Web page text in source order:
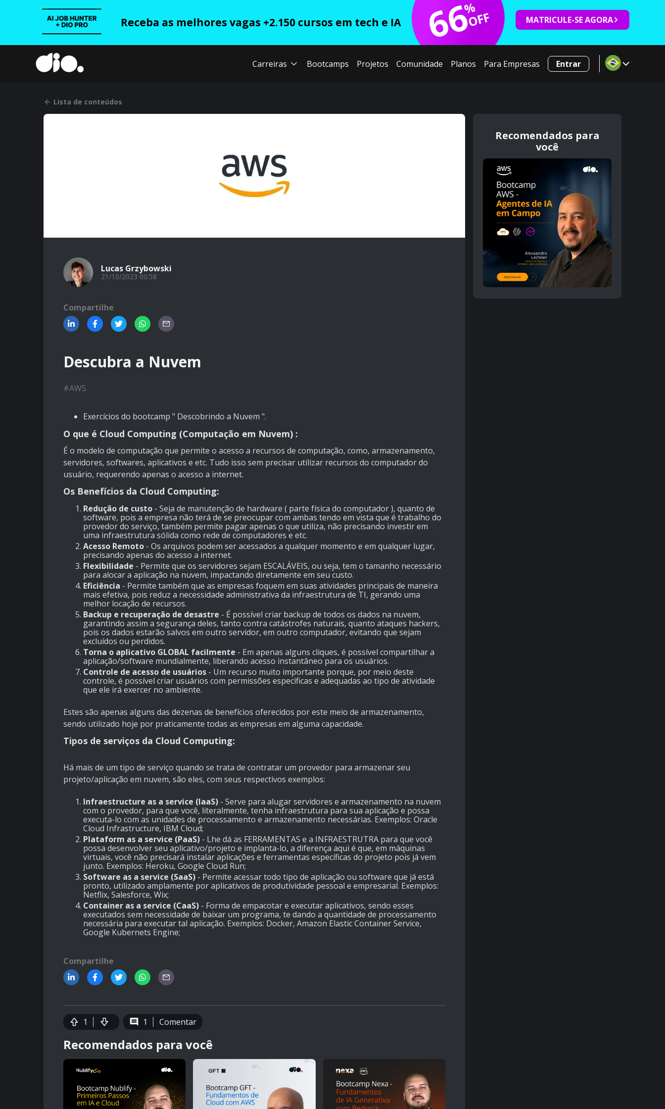
Receba as melhores vagas +2.150 cursos em tech e IA 66
%
OFF MATRICULE-SE AGORA
Carreiras Bootcamps Projetos Comunidade Planos Para Empresas Entrar
Lista de conteúdos
Lucas Grzybowski
21/10/2023 00:58
Compartilhe
Descubra a Nuvem
#AWS
Exercícios do bootcamp " Descobrindo a Nuvem ".
O que é Cloud Computing (Computação em Nuvem) :
É o modelo de computação que permite o acesso a recursos de computação, como, armazenamento,
servidores, softwares, aplicativos e etc. Tudo isso sem precisar utilizar recursos do computador do
usuário, requerendo apenas o acesso a internet.
Os Benefícios da Cloud Computing:
Redução de custo - Seja de manutenção de hardware ( parte física do computador ), quanto de
software, pois a empresa não terá de se preocupar com ambas tendo em vista que é trabalho do
provedor do serviço, também permite pagar apenas o que utiliza, não precisando investir em
uma infraestrutura sólida como rede de computadores e etc.
Acesso Remoto - Os arquivos podem ser acessados a qualquer momento e em qualquer lugar,
precisando apenas do acesso a internet.
Flexibilidade - Permite que os servidores sejam ESCALÁVEIS, ou seja, tem o tamanho necessário
para alocar a aplicação na nuvem, impactando diretamente em seu custo.
Eficiência - Permite também que as empresas foquem em suas atividades principais de maneira
mais efetiva, pois reduz a necessidade administrativa da infraestrutura de TI, gerando uma
melhor locação de recursos.
Backup e recuperação de desastre - É possível criar backup de todos os dados na nuvem,
garantindo assim a segurança deles, tanto contra catástrofes naturais, quanto ataques hackers,
pois os dados estarão salvos em outro servidor, em outro computador, evitando que sejam
excluídos ou perdidos.
Torna o aplicativo GLOBAL facilmente - Em apenas alguns cliques, é possível compartilhar a
aplicação/software mundialmente, liberando acesso instantâneo para os usuários.
Controle de acesso de usuários - Um recurso muito importante porque, por meio deste
controle, é possível criar usuários com permissões específicas e adequadas ao tipo de atividade
que ele irá exercer no ambiente.
Estes são apenas alguns das dezenas de benefícios oferecidos por este meio de armazenamento,
sendo utilizado hoje por praticamente todas as empresas em alguma capacidade.
Tipos de serviços da Cloud Computing:
Há mais de um tipo de serviço quando se trata de contratar um provedor para armazenar seu
projeto/aplicação em nuvem, são eles, com seus respectivos exemplos:
Infraestructure as a service (IaaS) - Serve para alugar servidores e armazenamento na nuvem
com o provedor, para que você, literalmente, tenha infraestrutura para sua aplicação e possa
executa-lo com as unidades de processamento e armazenamento necessárias. Exemplos: Oracle
Cloud Infrastructure, IBM Cloud;
Plataform as a service (PaaS) - Lhe dá as FERRAMENTAS e a INFRAESTRUTRA para que você
possa desenvolver seu aplicativo/projeto e implanta-lo, a diferença aqui é que, em máquinas
virtuais, você não precisará instalar aplicações e ferramentas específicas do projeto pois já vem
junto. Exemplos: Heroku, Google Cloud Run;
Software as a service (SaaS) - Permite acessar todo tipo de aplicação ou software que já está
pronto, utilizado amplamente por aplicativos de produtividade pessoal e empresarial. Exemplos:
Netflix, Salesforce, Wix;
Container as a service (CaaS) - Forma de empacotar e executar aplicativos, sendo esses
executados sem necessidade de baixar um programa, te dando a quantidade de processamento
necessária para executar tal aplicação. Exemplos: Docker, Amazon Elastic Container Service,
Google Kubernets Engine;
Compartilhe
1 1 Comentar
Recomendados para você
Recomendados para
você